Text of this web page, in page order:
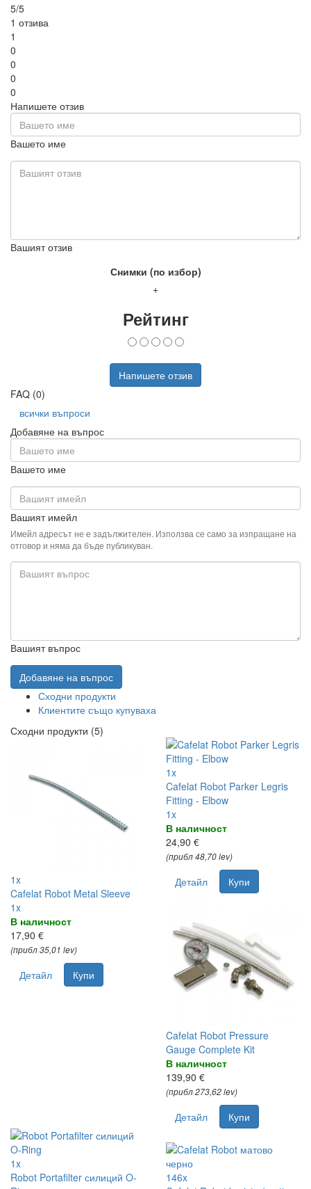
5/5
1 отзива
1
0
0
0
0
Напишете отзив
Вашето име
Вашият отзив
Снимки (по избор)
+
Рейтинг
Напишете отзив
FAQ (0)
всички въпроси
Добавяне на въпрос
Вашето име
Вашият имейл
Имейл адресът не е задължителен. Използва се само за изпращане на
отговор и няма да бъде публикуван.
Вашият въпрос
Добавяне на въпрос
Сходни продукти
Клиентите също купуваха
Сходни продукти (5)
1x
Cafelat Robot Metal Sleeve
1x
В наличност
17,90 €
(прибл 35,01 lev)
Детайл Купи
1x
Cafelat Robot Parker Legris
Fitting - Elbow
1x
В наличност
24,90 €
(прибл 48,70 lev)
Детайл Купи
Cafelat Robot Pressure
Gauge Complete Kit
В наличност
139,90 €
(прибл 273,62 lev)
Детайл Купи
1x
Robot Portafilter силиций O-
146x